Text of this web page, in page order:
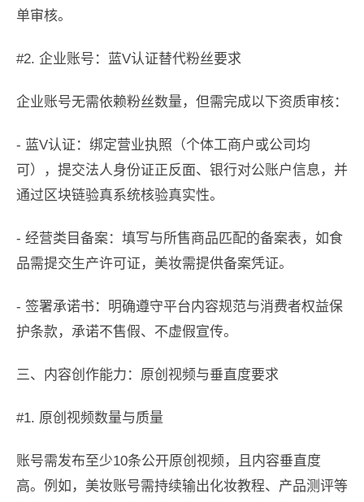
单审核。
#2. 企业账号：蓝V认证替代粉丝要求
企业账号无需依赖粉丝数量，但需完成以下资质审核：
- 蓝V认证：绑定营业执照（个体工商户或公司均
可），提交法人身份证正反面、银行对公账户信息，并
通过区块链验真系统核验真实性。
- 经营类目备案：填写与所售商品匹配的备案表，如食
品需提交生产许可证，美妆需提供备案凭证。
- 签署承诺书：明确遵守平台内容规范与消费者权益保
护条款，承诺不售假、不虚假宣传。
三、内容创作能力：原创视频与垂直度要求
#1. 原创视频数量与质量
账号需发布至少10条公开原创视频，且内容垂直度
高。例如，美妆账号需持续输出化妆教程、产品测评等